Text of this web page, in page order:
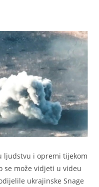
ljudstvu i opremi tijekom
se može vidjeti u videu
ukrajinske Snage